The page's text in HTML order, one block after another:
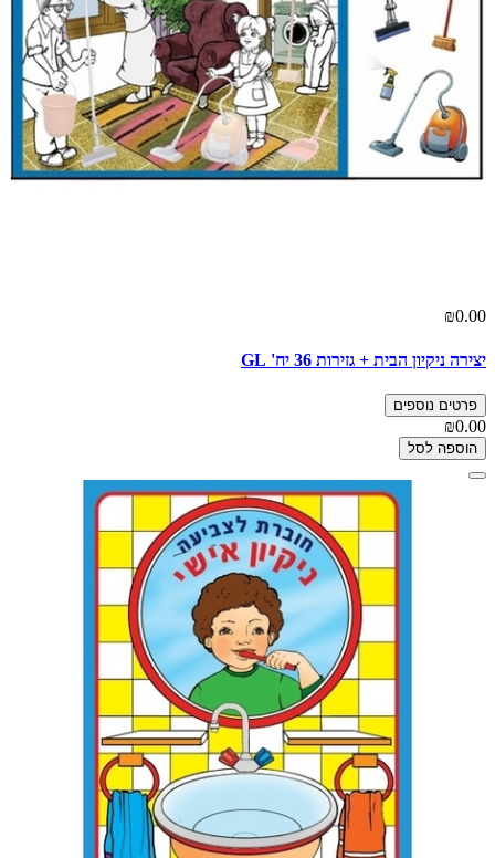
₪0.00
יצירה ניקיון הבית + גזירות 36 יח' GL
פרטים נוספים
₪0.00
הוספה לסל